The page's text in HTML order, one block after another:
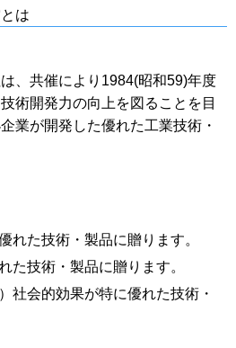
は
、共催により1984(昭和59)年度
術開発力の向上を図ることを目
業が開発した優れた工業技術・
れた技術・製品に贈ります。
た技術・製品に贈ります。
社会的効果が特に優れた技術・